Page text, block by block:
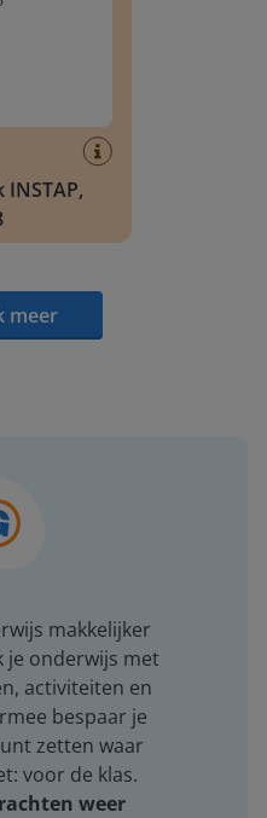
INSTAP,
meer
makkelijker
je onderwijs met
activiteiten en
bespaar je
zetten waar
voor de klas.
weer